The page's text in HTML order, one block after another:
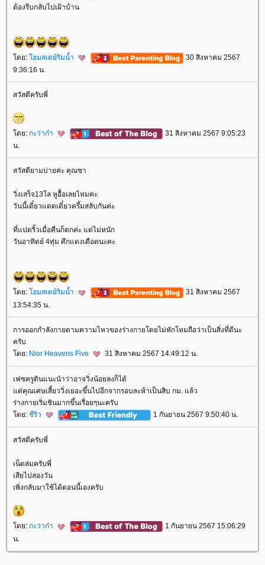
ต้องรีบกลับไปเฝ้าบ้าน
ดย: ฮมสเตย์ริมน้ำ
30 สิงหาคม 2567
9:36:16 น.
สวัสดีครับพี่
ดย: กะว่าก๋า
31 สิงหาคม 2567 9:05:23
น.
สวัสดียามบ่ายค่ะ คุณซา
วิ่งเสร็จ13โล หูอื้อเลยไหมคะ
วันนี้เดี๋ยวแดดเดี๋ยวครึ้มสลับกันค่ะ
ที่แปดริ้วเมื่อคืนก็ตกค่ะ แต่ไม่หนัก
วันอาทิตย์ 4ทุ่ม ศึกแดงเดือดนะคะ
ดย: ฮมสเตย์ริมน้ำ
31 สิงหาคม 2567
13:54:35 น.
การออกกำลังกายตามความไหวของร่างกายโดยไม่หักโหมถือว่าเป็นสิ่งที่ดีนะ
ครับ
ดย: Nior Heavens Five 31 สิงหาคม 2567 14:49:12 น.
เฟซครูดินแนะนำว่าอาจวิ่งน้อยลงก็ได้
ต่คุณเศษเสี้ยววิ่งเยอะขึ้นไปอีกจากรอบละห้าเป็นสิบ กม. แล้ว
ร่างกายเริ่มชินมากขึ้นเรื่อยๆนะครับ
ดย: ชีริว 1 กันยายน 2567 9:50:40 น.
สวัสดีครับพี่
เน็ตล่มครับพี่
เสียไปสองวัน
เพิ่งกลับมาใช้ได้ตอนนี้เองครับ
ดย: กะว่าก๋า
1 กันยายน 2567 15:06:29
น.